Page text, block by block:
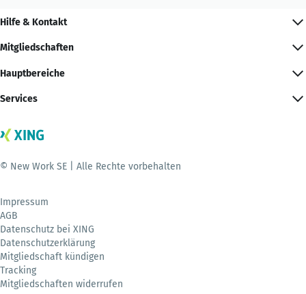
Hilfe & Kontakt
Mitgliedschaften
Hauptbereiche
Services
© New Work SE | Alle Rechte vorbehalten
Impressum
AGB
Datenschutz bei XING
Datenschutzerklärung
Mitgliedschaft kündigen
Tracking
Mitgliedschaften widerrufen